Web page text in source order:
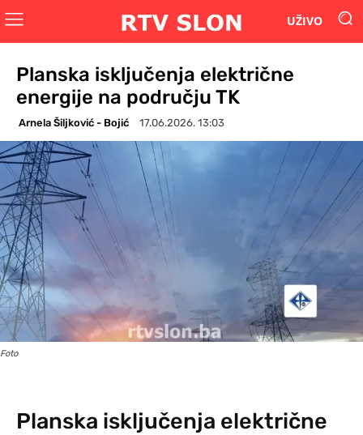
UŽIVO
Planska isključenja električne
energije na području TK
Arnela Šiljković - Bojić 17.06.2026. 13:03
Foto
Planska isključenja električne